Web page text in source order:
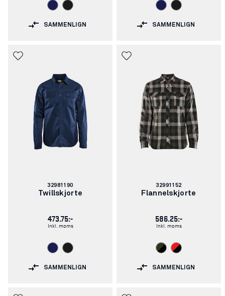
SAMMENLIGN SAMMENLIGN
Varenummer:
32981190
Twillskjorte
473.75:-
Inkl. moms
SAMMENLIGN
Varenummer:
32991152
Flannelskjorte
586.25:-
Inkl. moms
SAMMENLIGN